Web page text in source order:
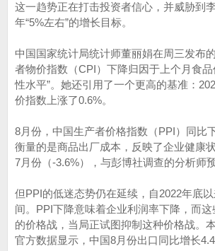
这一趋势正在打击投资者信心，并威胁到
年“5%左右”的增长目标。
中国国家统计局统计师董丽娟在周三发布
者物价指数（CPI）下降归因于上个月食
性水平”。她还引用了一个更高的基准：
价指数上涨了0.6%。
8月份，中国生产者价格指数（PPI）同比
衡量的是商品出厂成本，反映了企业健康
7月份（-3.6%），与彭博社调查的分析师
但PPI的低迷态势仍在延续，自2022年底
间。PPI下降意味着企业利润率下降，而
的价格战，当局正试图抑制这种价格战。
官方数据显示，中国8月份出口同比增长